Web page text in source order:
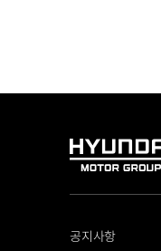
HYUNDAI
GROUP
공지사항